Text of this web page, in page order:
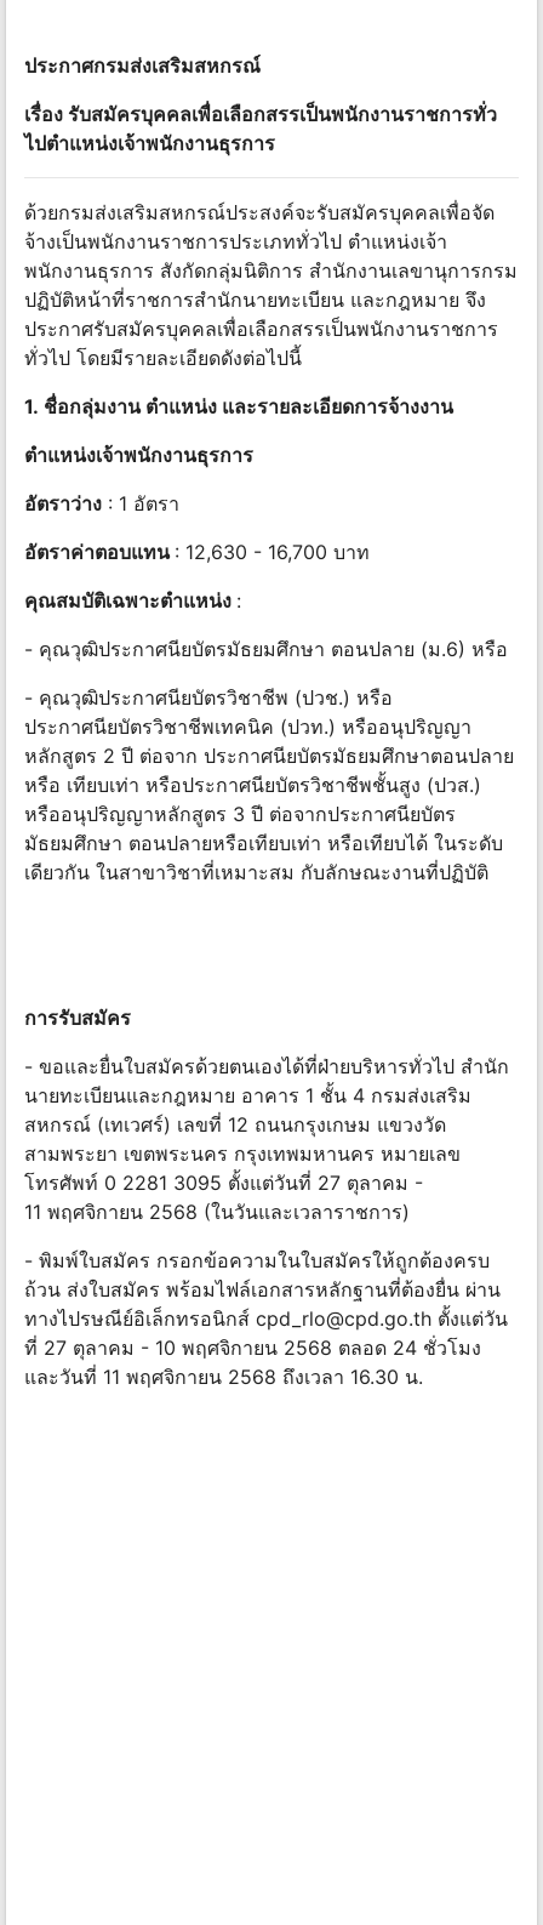
ประกาศกรมส่งเสริมสหกรณ์
เรื่อง รับสมัครบุคคลเพื่อเลือกสรรเป็นพนักงานราชการทั่ว
ไปตําแหน่งเจ้าพนักงานธุรการ
ด้วยกรมส่งเสริมสหกรณ์ประสงค์จะรับสมัครบุคคลเพื่อจัด
จ้างเป็นพนักงานราชการประเภททั่วไป ตําแหน่งเจ้า
พนักงานธุรการ สังกัดกลุ่มนิติการ สํานักงานเลขานุการกรม
ปฏิบัติหน้าที่ราชการสํานักนายทะเบียน และกฎหมาย จึง
ประกาศรับสมัครบุคคลเพื่อเลือกสรรเป็นพนักงานราชการ
ทั่วไป โดยมีรายละเอียดดังต่อไปนี้
1. ชื่อกลุ่มงาน ตําแหน่ง และรายละเอียดการจ้างงาน
ตําแหน่งเจ้าพนักงานธุรการ
อัตราว่าง : 1 อัตรา
อัตราค่าตอบแทน : 12,630 - 16,700 บาท
คุณสมบัติเฉพาะตำแหน่ง :
- คุณวุฒิประกาศนียบัตรมัธยมศึกษา ตอนปลาย (ม.6) หรือ
- คุณวุฒิประกาศนียบัตรวิชาชีพ (ปวช.) หรือ
ประกาศนียบัตรวิชาชีพเทคนิค (ปวท.) หรืออนุปริญญา
หลักสูตร 2 ปี ต่อจาก ประกาศนียบัตรมัธยมศึกษาตอนปลาย
หรือ เทียบเท่า หรือประกาศนียบัตรวิชาชีพชั้นสูง (ปวส.)
หรืออนุปริญญาหลักสูตร 3 ปี ต่อจากประกาศนียบัตร
มัธยมศึกษา ตอนปลายหรือเทียบเท่า หรือเทียบได้ ในระดับ
เดียวกัน ในสาขาวิชาที่เหมาะสม กับลักษณะงานที่ปฏิบัติ
การรับสมัคร
- ขอและยื่นใบสมัครด้วยตนเองได้ที่ฝ่ายบริหารทั่วไป สํานัก
นายทะเบียนและกฎหมาย อาคาร 1 ชั้น 4 กรมส่งเสริม
สหกรณ์ (เทเวศร์) เลขที่ 12 ถนนกรุงเกษม แขวงวัด
สามพระยา เขตพระนคร กรุงเทพมหานคร หมายเลข
โทรศัพท์ 0 2281 3095 ตั้งแต่วันที่ 27 ตุลาคม -
11 พฤศจิกายน 2568 (ในวันและเวลาราชการ)
- พิมพ์ใบสมัคร กรอกข้อความในใบสมัครให้ถูกต้องครบ
ถ้วน ส่งใบสมัคร พร้อมไฟล์เอกสารหลักฐานที่ต้องยื่น ผ่าน
ทางไปรษณีย์อิเล็กทรอนิกส์ cpd_rlo@cpd.go.th ตั้งแต่วัน
ที่ 27 ตุลาคม - 10 พฤศจิกายน 2568 ตลอด 24 ชั่วโมง
และวันที่ 11 พฤศจิกายน 2568 ถึงเวลา 16.30 น.